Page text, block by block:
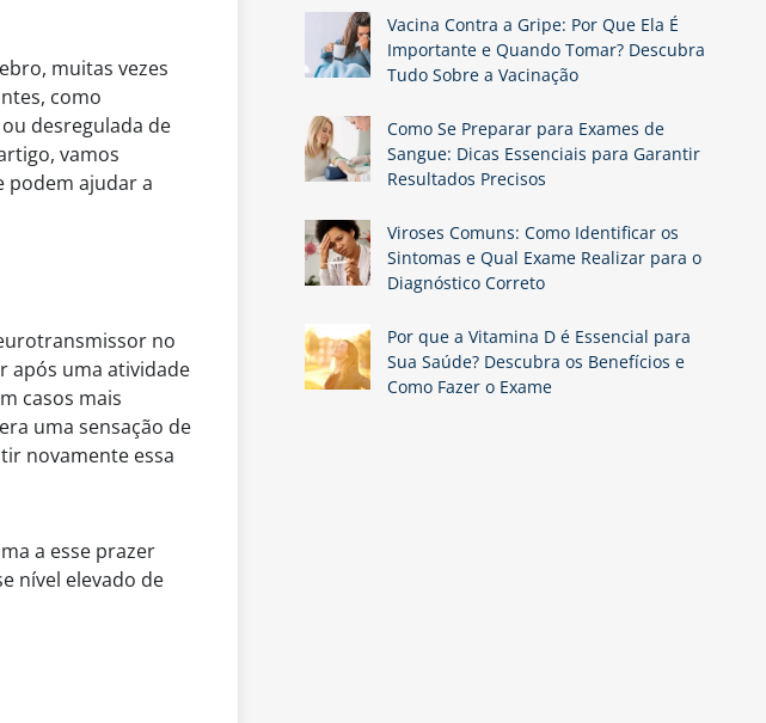
muitas vezes
como
desregulada de
vamos
podem ajudar a
no
após uma atividade
casos mais
uma sensação de
novamente essa
a esse prazer
nível elevado de
Vacina Contra a Gripe: Por Que Ela É
Importante e Quando Tomar? Descubra
Tudo Sobre a Vacinação
Como Se Preparar para Exames de
Sangue: Dicas Essenciais para Garantir
Resultados Precisos
Viroses Comuns: Como Identificar os
Sintomas e Qual Exame Realizar para o
Diagnóstico Correto
Por que a Vitamina D é Essencial para
Sua Saúde? Descubra os Benefícios e
Como Fazer o Exame